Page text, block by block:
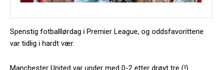
Spenstig fotballlørdag i Premier League, og oddsfavorittene
var tidlig i hardt vær.
Manchester United var under med 0-2 etter drøyt tre (!)